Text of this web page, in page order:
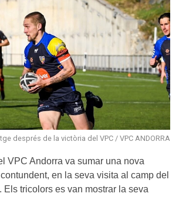
després de la victòria del VPC / VPC ANDORRA
VPC Andorra va sumar una nova
en la seva visita al camp del
Els tricolors es van mostrar la seva